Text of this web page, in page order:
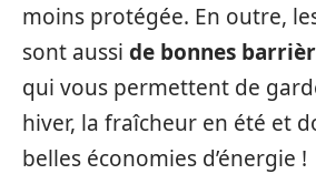
moins protégée. En outre,
sont aussi de bonnes
qui vous permettent de
hiver, la fraîcheur en été et
belles économies d’énergie !